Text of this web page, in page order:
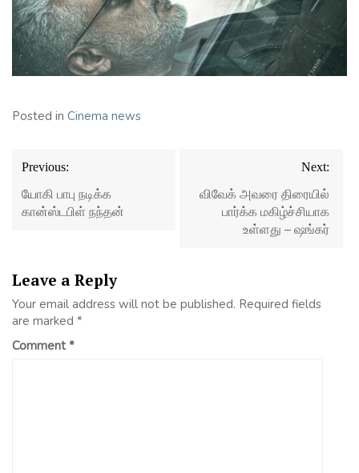
Posted in Cinema news
Post
navigation
Previous:
யோகி பாபு நடிக்க
கான்ஸ்டபிள் நந்தன்
Next:
விவேக் அவரை திரையில்
பார்க்க மகிழ்ச்சியாக
உள்ளது – ஷங்கர்
Leave a Reply
Your email address will not be published. Required fields
are marked *
Comment*